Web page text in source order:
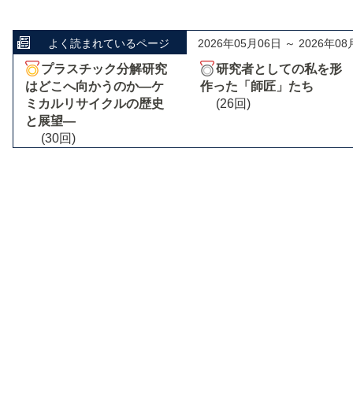
よく読まれているページ 2026年05月06日 ～ 2026年08
プラスチック分解研究
はどこへ向かうのか―ケ
ミカルリサイクルの歴史
と展望―
(30回)
研究者としての私を形
作った「師匠」たち
(26回)